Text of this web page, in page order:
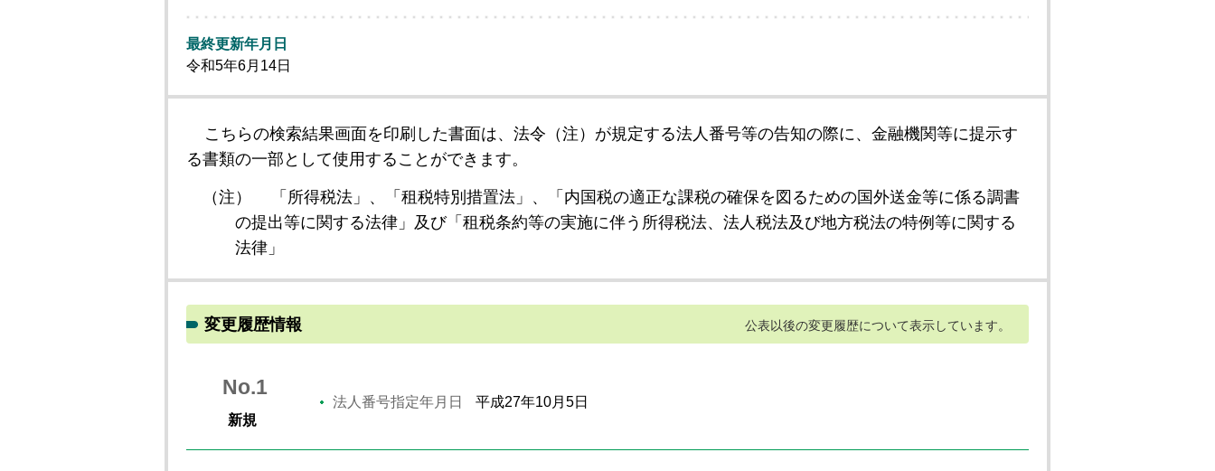
最終更新年月日
令和5年6月14日
こちらの検索結果画面を印刷した書面は、法令（注）が規定する法人番号等の告知の際に、金融機関等に提示す
る書類の一部として使用することができます。
（注）
「所得税法」、「租税特別措置法」、「内国税の適正な課税の確保を図るための国外送金等に係る調書
の提出等に関する法律」及び「租税条約等の実施に伴う所得税法、法人税法及び地方税法の特例等に関する
法律」
変更履歴情報 公表以後の変更履歴について表示しています。
No.1
新規
法人番号指定年月日 平成27年10月5日